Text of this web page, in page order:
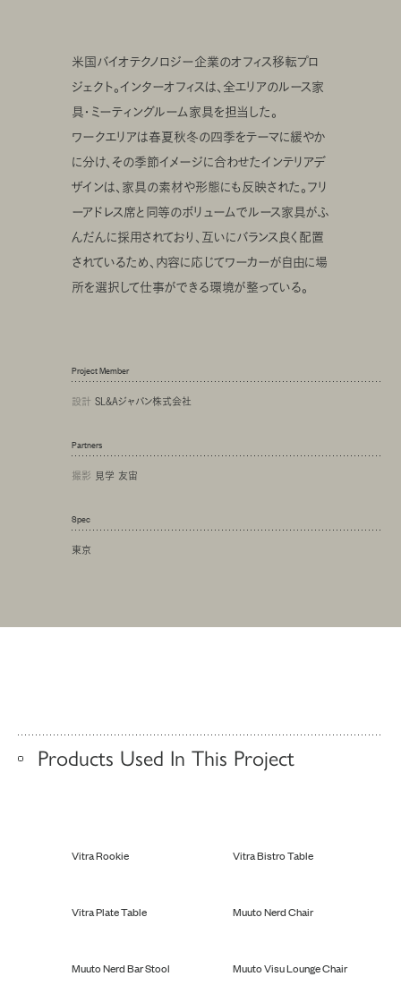
米国バイオテクノロジー企業のオフィス移転プロ
ジェクト。インターオフィスは、全エリアのルース家
具・ミーティングルーム家具を担当した。
ワークエリアは春夏秋冬の四季をテーマに緩やか
に分け、その季節イメージに合わせたインテリアデ
ザインは、家具の素材や形態にも反映された。フリ
ーアドレス席と同等のボリュームでルース家具がふ
んだんに採用されており、互いにバランス良く配置
されているため、内容に応じてワーカーが自由に場
所を選択して仕事ができる環境が整っている。
Project Member
設計 SL&Aジャパン株式会社
Partners
撮影 見学 友宙
Spec
東京
Products Used In This Project
Vitra Rookie Vitra Bistro Table
Vitra Plate Table Muuto Nerd Chair
Muuto Nerd Bar Stool Muuto Visu Lounge Chair